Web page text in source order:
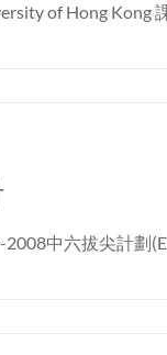
of Hong Kong
中六拔尖計劃